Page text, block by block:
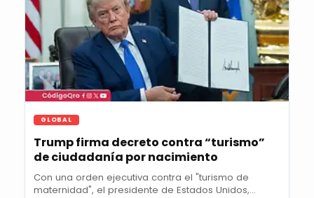
GLOBAL
Trump firma decreto contra “turismo”
de ciudadanía por nacimiento
Con una orden ejecutiva contra el "turismo de
maternidad", el presidente de Estados Unidos,